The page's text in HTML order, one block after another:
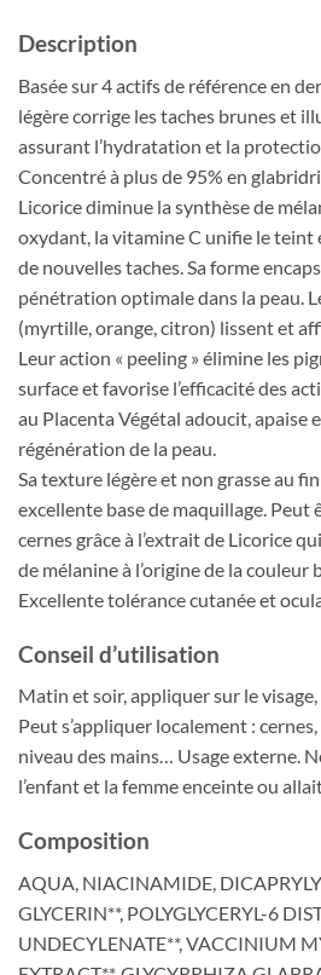
Description
Basée sur 4 actifs de référence en
légère corrige les taches brunes et
assurant l’hydratation et la
Concentré à plus de 95% en
Licorice diminue la synthèse de
oxydant, la vitamine C unifie le teint
de nouvelles taches. Sa forme
pénétration optimale dans la peau.
(myrtille, orange, citron) lissent et
Leur action « peeling » élimine les
surface et favorise l’efficacité des
au Placenta Végétal adoucit, apaise
régénération de la peau.
Sa texture légère et non grasse au
excellente base de maquillage. Peut
cernes grâce à l’extrait de Licorice
de mélanine à l’origine de la couleur
Excellente tolérance cutanée et
Conseil d’utilisation
Matin et soir, appliquer sur le
Peut s’appliquer localement :
niveau des mains… Usage externe.
l’enfant et la femme enceinte ou
Composition
AQUA, NIACINAMIDE,
GLYCERIN**, POLYGLYCERYL-6
UNDECYLENATE**, VACCINIUM